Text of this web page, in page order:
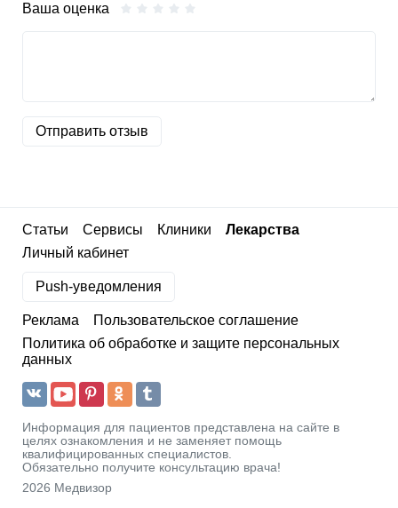
Ваша оценка
Отправить отзыв
Статьи Сервисы Клиники
Лекарства
Личный кабинет
Push-уведомления
Реклама
Пользовательское соглашение
Политика об обработке и защите персональных
данных
2026 Медвизор
Информация для пациентов представлена на сайте в
целях ознакомления и не заменяет помощь
квалифицированных специалистов.
Обязательно получите консультацию врача!